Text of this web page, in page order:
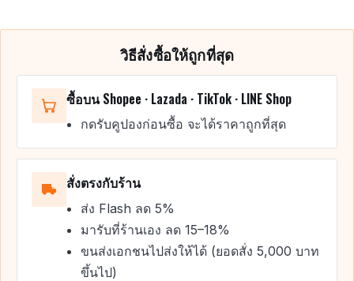
วิธีสั่งซื้อให้ถูกที่สุด
ซื้อบน Shopee · Lazada · TikTok · LINE Shop
กดรับคูปองก่อนซื้อ จะได้ราคาถูกที่สุด
สั่งตรงกับร้าน
ส่ง Flash ลด 5%
มารับที่ร้านเอง ลด 15–18%
ขนส่งเอกชนไปส่งให้ได้ (ยอดสั่ง 5,000 บาท
ขึ้นไป)